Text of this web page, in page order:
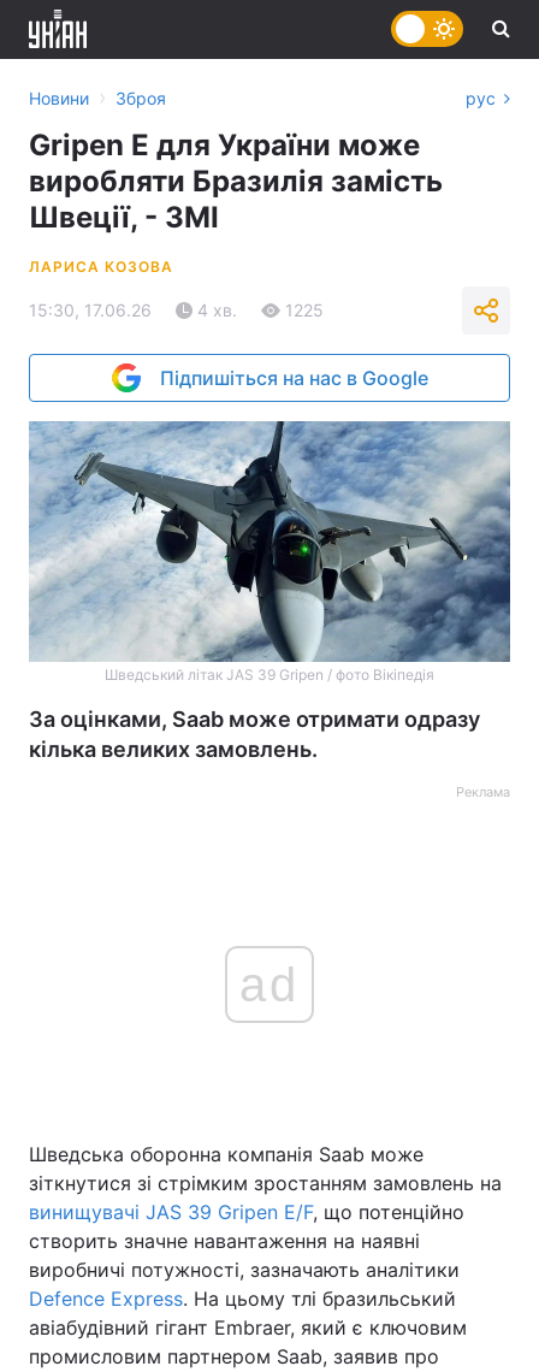
Головна Війна
Україна Політика
Економіка Світ
Спорт Наука
Новини › Зброя рус
Gripen Е для України може
виробляти Бразилія замість
Швеції, - ЗМІ
ЛАРИСА КОЗОВА
15:30, 17.06.26 4 хв. 1225
Підпишіться на нас в Google
Шведський літак JAS 39 Gripen / фото Вікіпедія
За оцінками, Saab може отримати одразу
кілька великих замовлень.
Реклама
ad
Шведська оборонна компанія Saab може
зіткнутися зі стрімким зростанням замовлень на
винищувачі JAS 39 Gripen E/F, що потенційно
створить значне навантаження на наявні
виробничі потужності, зазначають аналітики
Defence Express. На цьому тлі бразильський
авіабудівний гігант Embraer, який є ключовим
промисловим партнером Saab, заявив про